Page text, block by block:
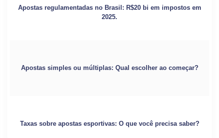
Apostas regulamentadas no Brasil: R$20 bi em impostos em
2025.
Apostas simples ou múltiplas: Qual escolher ao começar?
Taxas sobre apostas esportivas: O que você precisa saber?